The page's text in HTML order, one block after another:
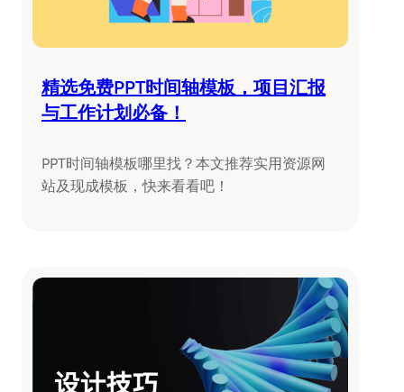
精选免费PPT时间轴模板，项目汇报
与工作计划必备！
PPT时间轴模板哪里找？本文推荐实用资源网
站及现成模板，快来看看吧！